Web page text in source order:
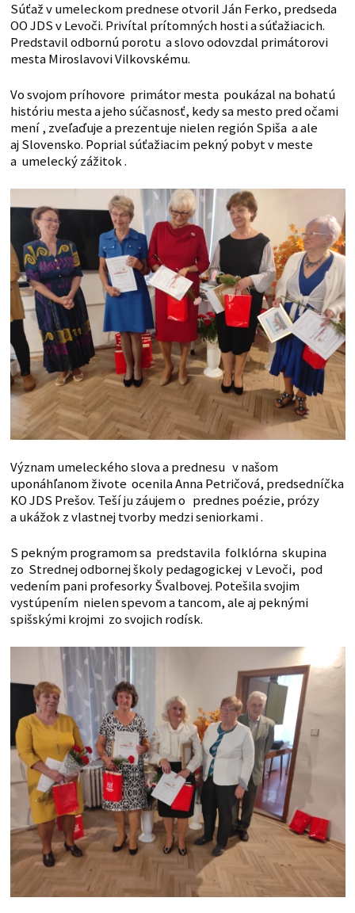
Súťaž v umeleckom prednese otvoril Ján Ferko, predseda
OO JDS v Levoči. Privítal prítomných hosti a súťažiacich.
Predstavil odbornú porotu a slovo odovzdal primátorovi
mesta Miroslavovi Vilkovskému.
Vo svojom príhovore primátor mesta poukázal na bohatú
históriu mesta a jeho súčasnosť, kedy sa mesto pred očami
mení , zveľaďuje a prezentuje nielen región Spiša a ale
aj Slovensko. Poprial súťažiacim pekný pobyt v meste
a umelecký zážitok .
Význam umeleckého slova a prednesu v našom
uponáhľanom živote ocenila Anna Petričová, predsedníčka
KO JDS Prešov. Teší ju záujem o prednes poézie, prózy
a ukážok z vlastnej tvorby medzi seniorkami .
S pekným programom sa predstavila folklórna skupina
zo Strednej odbornej školy pedagogickej v Levoči, pod
vedením pani profesorky Švalbovej. Potešila svojim
vystúpením nielen spevom a tancom, ale aj peknými
spišskými krojmi zo svojich rodísk.